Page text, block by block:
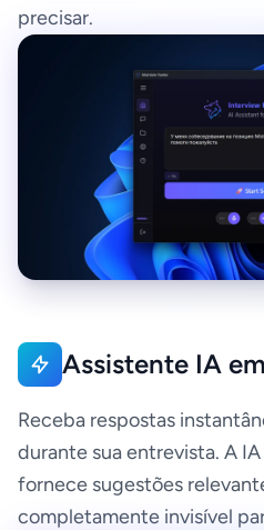
precisar.
Assistente IA
Receba respostas
durante sua entrevista. A
fornece sugestões
completamente invisível